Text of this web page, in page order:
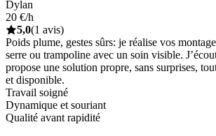
Dylan
20 €/h
5,0(1 avis)
Poids plume, gestes sûrs: je réalise vos
serre ou trampoline avec un soin visible.
propose une solution propre, sans surprises,
et disponible.
Travail soigné
Dynamique et souriant
Qualité avant rapidité